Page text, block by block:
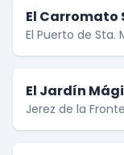
El Carromato
El Puerto de Sta.
El Jardín
Jerez de la